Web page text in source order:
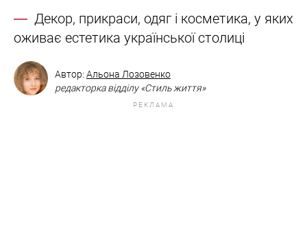
Декор, прикраси, одяг і косметика, у яких
оживає естетика української столиці
Автор: Альона Лозовенко
редакторка відділу «Стиль життя»
РЕКЛАМА